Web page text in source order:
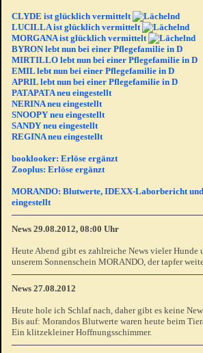
CLYDE ist glücklich vermittelt
LUCILLA ist glücklich vermittelt
MORGANA ist glücklich vermittelt
BYRON lebt nun bei einer Pflegefamilie in D
MIRTILLO lebt nun bei einer Pflegefamilie in D
EMIL lebt nun bei einer Pflegefamilie in D
APRIL lebt nun bei einer Pflegefamilie in D
PATAPATA neu eingestellt
NERINA neu eingestellt
SNOOPY neu eingestellt
SANDY neu eingestellt
REGINA neu eingestellt
booklooker: Erlöse ergänzt
Zooplus: Erlöse ergänzt
MORANDO: Blutwerte, IDEXX-Laborbericht
eingestellt
News 29.08.2012, 08:00 Uhr
Heute Abend gibt es zahlreiche News vieler
unserem Sonnenschein MORANDO, der tapfer
News 27.08.2012
Heute hole ich Schlaf nach, daher gibt es keine
Bis auf: Morandos Blutwerte waren heute beim
Ein klitzekleiner Hoffnungsschimmer.